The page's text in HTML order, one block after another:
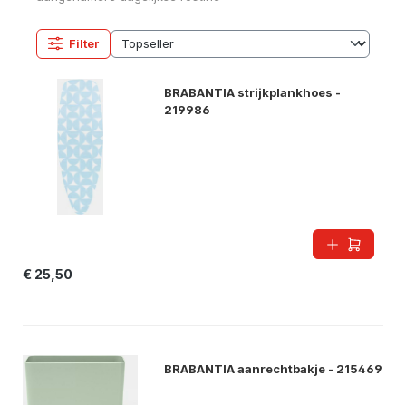
Filter
BRABANTIA strijkplankhoes -
219986
€ 25,50
BRABANTIA aanrechtbakje - 215469